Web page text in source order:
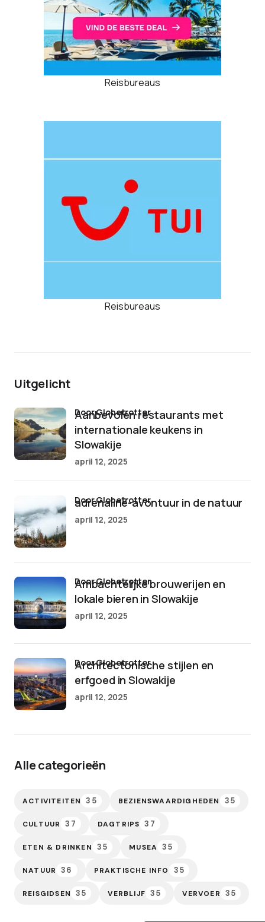
Reisbureaus
Reisbureaus
Uitgelicht
Aanbevolen restaurants met
internationale keukens in
Slowakije
door Globetrotter
april 12, 2025
adrenaline-avontuur in de natuur
door Globetrotter
april 12, 2025
Ambachtelijke brouwerijen en
lokale bieren in Slowakije
door Globetrotter
april 12, 2025
Architectonische stijlen en
erfgoed in Slowakije
door Globetrotter
april 12, 2025
Alle categorieën
ACTIVITEITEN 35 BEZIENSWAARDIGHEDEN 35
CULTUUR 37 DAGTRIPS 37
ETEN & DRINKEN 35 MUSEA 35
NATUUR 36 PRAKTISCHE INFO 35
REISGIDSEN 35 VERBLIJF 35 VERVOER 35